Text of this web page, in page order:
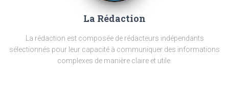
La Rédaction
La rédaction est composée de rédacteurs indépendants
sélectionnés pour leur capacité à communiquer des informations
complexes de manière claire et utile.